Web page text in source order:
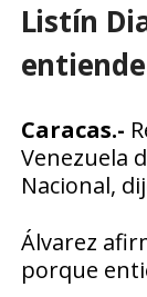
Listín
Caracas.-
Venezuela
Nacional,
Álvarez
porque